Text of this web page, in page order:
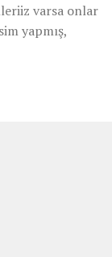
varsa onlar
yapmış,